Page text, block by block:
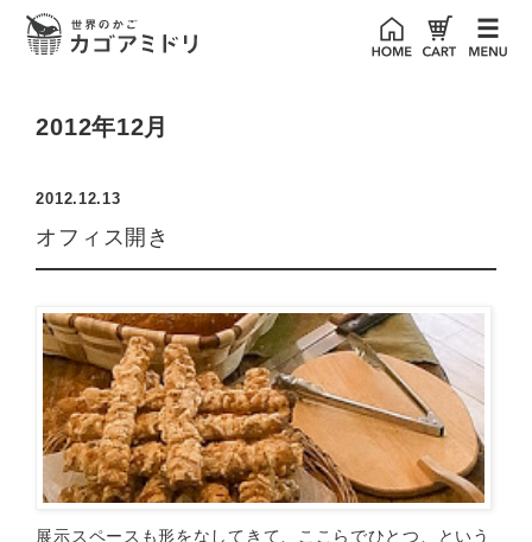
2012年12月
2012.12.13
オフィス開き
展示スペースも形をなしてきて、ここらでひとつ、という